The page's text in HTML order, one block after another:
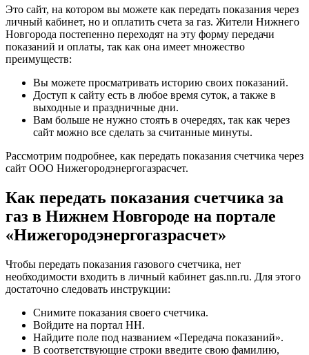
Это сайт, на котором вы можете как передать показания через
личный кабинет, но и оплатить счета за газ. Жители Нижнего
Новгорода постепенно переходят на эту форму передачи
показаний и оплаты, так как она имеет множество
преимуществ:
Вы можете просматривать историю своих показаний.
Доступ к сайту есть в любое время суток, а также в
выходные и праздничные дни.
Вам больше не нужно стоять в очередях, так как через
сайт можно все сделать за считанные минуты.
Рассмотрим подробнее, как передать показания счетчика через
сайт ООО Нижегородэнергогазрасчет.
Как передать показания счетчика за
газ в Нижнем Новгороде на портале
«Нижегородэнергогазрасчет»
Чтобы передать показания газового счетчика, нет
необходимости входить в личный кабинет gas.nn.ru. Для этого
достаточно следовать инструкции:
Снимите показания своего счетчика.
Войдите на портал НН.
Найдите поле под названием «Передача показаний».
В соответствующие строки введите свою фамилию,